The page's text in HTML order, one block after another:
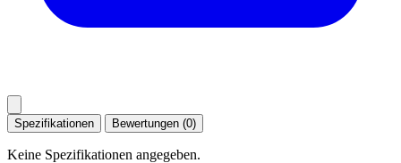
Spezifikationen Bewertungen (0)
Keine Spezifikationen angegeben.